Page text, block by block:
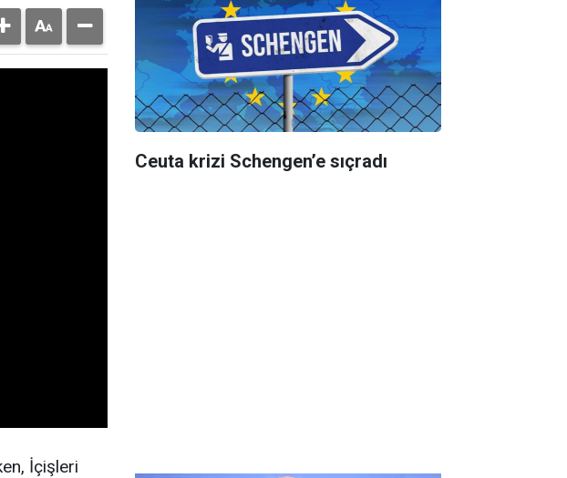
İçişleri
Ceuta krizi Schengen’e sıçradı